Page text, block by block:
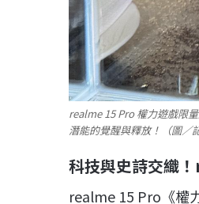
realme 15 Pro 權力遊戲限
潛能的覺醒與釋放！（圖／
科技與史詩交織
realme 15 Pro《權